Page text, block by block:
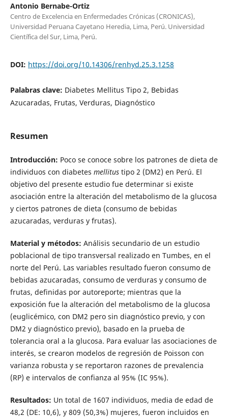
Antonio Bernabe-Ortiz
Centro de Excelencia en Enfermedades Crónicas (CRONICAS),
Universidad Peruana Cayetano Heredia, Lima, Perú. Universidad
Científica del Sur, Lima, Perú.
DOI: https://doi.org/10.14306/renhyd.25.3.1258
Palabras clave: Diabetes Mellitus Tipo 2, Bebidas
Azucaradas, Frutas, Verduras, Diagnóstico
Resumen
Introducción: Poco se conoce sobre los patrones de dieta de
individuos con diabetes mellitustipo 2 (DM2) en Perú. El
objetivo del presente estudio fue determinar si existe
asociación entre la alteración del metabolismo de la glucosa
y ciertos patrones de dieta (consumo de bebidas
azucaradas, verduras y frutas).
Material y métodos: Análisis secundario de un estudio
poblacional de tipo transversal realizado en Tumbes, en el
norte del Perú. Las variables resultado fueron consumo de
bebidas azucaradas, consumo de verduras y consumo de
frutas, definidas por autoreporte; mientras que la
exposición fue la alteración del metabolismo de la glucosa
(euglicémico, con DM2 pero sin diagnóstico previo, y con
DM2 y diagnóstico previo), basado en la prueba de
tolerancia oral a la glucosa. Para evaluar las asociaciones de
interés, se crearon modelos de regresión de Poisson con
varianza robusta y se reportaron razones de prevalencia
(RP) e intervalos de confianza al 95% (IC 95%).
Resultados: Un total de 1607 individuos, media de edad de
48,2 (DE: 10,6), y 809 (50,3%) mujeres, fueron incluidos en